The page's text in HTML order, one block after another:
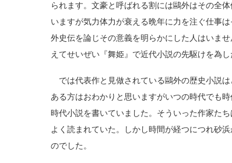
られます。文豪と呼ばれる割には鷗外はその全
いますが気力体力が衰える晩年に力を注ぐ仕事
外史伝を論じその意義を明らかにした人はいま
えてせいぜい『舞姫』で近代小説の先駆けを為し
では代表作と見做されている鷗外の歴史小説
ある方はおわかりと思いますがいつの時代でも
時代小説を書いていました。そういった作家た
よく読まれていた。しかし時間が経つにつれ砂
のでした。